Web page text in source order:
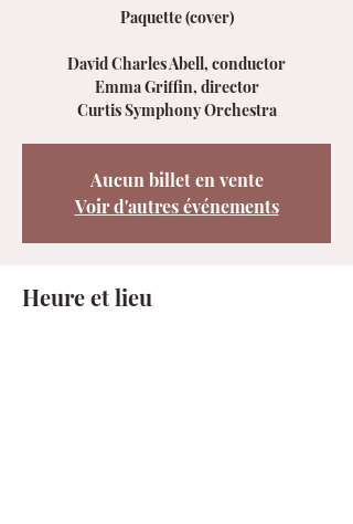
Paquette (cover)
David Charles Abell, conductor
Emma Griffin, director
Curtis Symphony Orchestra
Aucun billet en vente
Voir d'autres événements
Heure et lieu